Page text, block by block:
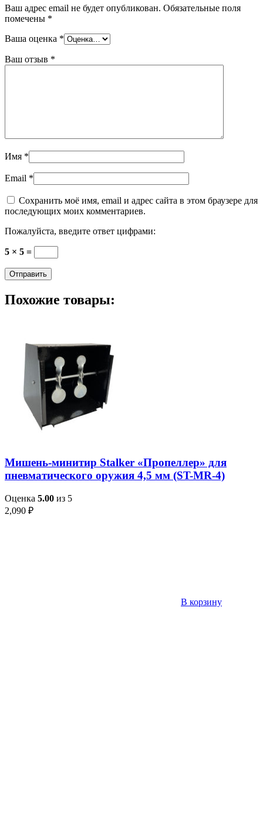
Ваш адрес email не будет опубликован. Обязательные поля
помечены *
Ваша оценка *
Ваш отзыв *
Имя *
Email *
Сохранить моё имя, email и адрес сайта в этом браузере для
последующих моих комментариев.
Пожалуйста, введите ответ цифрами:
5 × 5 =
Похожие товары:
Мишень-минитир Stalker «Пропеллер» для
пневматического оружия 4,5 мм (ST-MR-4)
Оценка 5.00 из 5
2,090 ₽
В корзину